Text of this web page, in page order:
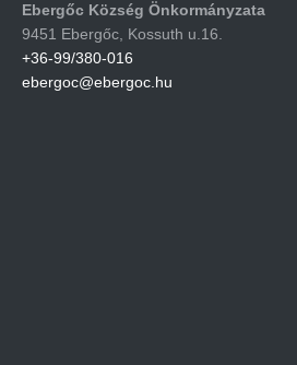
Ebergőc Község Önkormányzata
9451 Ebergőc, Kossuth u.16.
+36-99/380-016
ebergoc@ebergoc.hu